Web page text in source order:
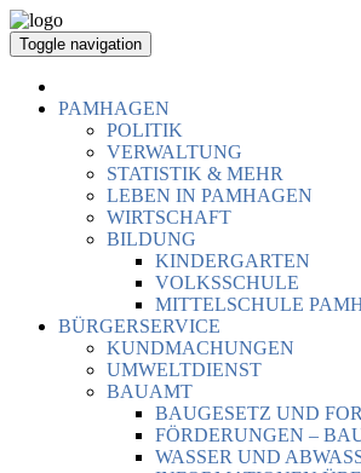
Toggle navigation
PAMHAGEN
POLITIK
VERWALTUNG
STATISTIK & MEHR
LEBEN IN PAMHAGEN
WIRTSCHAFT
BILDUNG
KINDERGARTEN
VOLKSSCHULE
MITTELSCHULE
BÜRGERSERVICE
KUNDMACHUNGEN
UMWELTDIENST
BAUAMT
BAUGESETZ UND
FÖRDERUNGEN –
WASSER UND